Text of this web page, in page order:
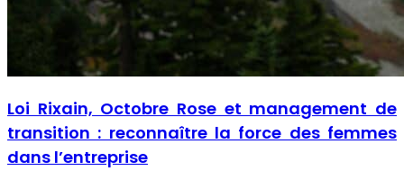
Loi Rixain, Octobre Rose et management de
transition : reconnaître la force des femmes
dans l’entreprise